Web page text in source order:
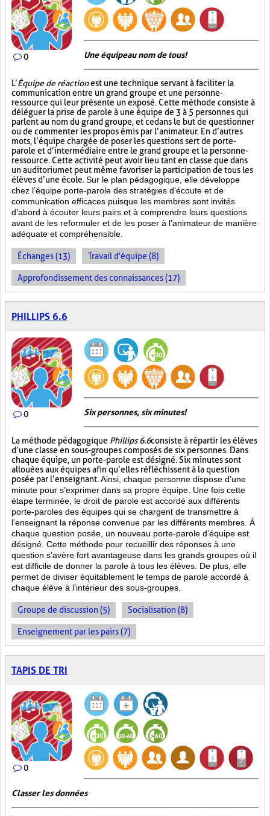
0 Une équipe au nom de tous!
L’Équipe de réactionest une technique servant à faciliter la
communication entre un grand groupe et une personne-
ressource qui leur présente un exposé. Cette méthode consiste à
déléguer la prise de parole à une équipe de 3 à 5 personnes qui
parlent au nom du grand groupe, et ce dans le but de questionner
ou de commenter les propos émis par l’animateur. En d’autres
mots, l’équipe chargée de poser les questions sert de porte-
parole et d’intermédiaire entre le grand groupe et la personne-
ressource. Cette activité peut avoir lieu tant en classe que dans
un auditorium et peut même favoriser la participation de tous les
élèves d’une école. Sur le plan pédagogique, elle développe
chez l’équipe porte-parole des stratégies d’écoute et de
communication efficaces puisque les membres sont invités
d’abord à écouter leurs pairs et à comprendre leurs questions
avant de les reformuler et de les poser à l’animateur de manière
adéquate et compréhensible.
Échanges (13) Travail d'équipe (8)
Approfondissement des connaissances (17)
PHILLIPS 6.6
0 Six personnes, six minutes!
La méthode pédagogique Phillips 6.6consiste à répartir les élèves
d’une classe en sous-groupes composés de six personnes. Dans
chaque équipe, un porte-parole est désigné. Six minutes sont
allouées aux équipes afin qu’elles réfléchissent à la question
posée par l’enseignant. Ainsi, chaque personne dispose d’une
minute pour s’exprimer dans sa propre équipe. Une fois cette
étape terminée, le droit de parole est accordé aux différents
porte-paroles des équipes qui se chargent de transmettre à
l’enseignant la réponse convenue par les différents membres. À
chaque question posée, un nouveau porte-parole d’équipe est
désigné. Cette méthode pour recueillir des réponses à une
question s’avère fort avantageuse dans les grands groupes où il
est difficile de donner la parole à tous les élèves. De plus, elle
permet de diviser équitablement le temps de parole accordé à
chaque élève à l’intérieur des sous-groupes.
Groupe de discussion (5) Socialisation (8)
Enseignement par les pairs (7)
TAPIS DE TRI
0
Classer les données